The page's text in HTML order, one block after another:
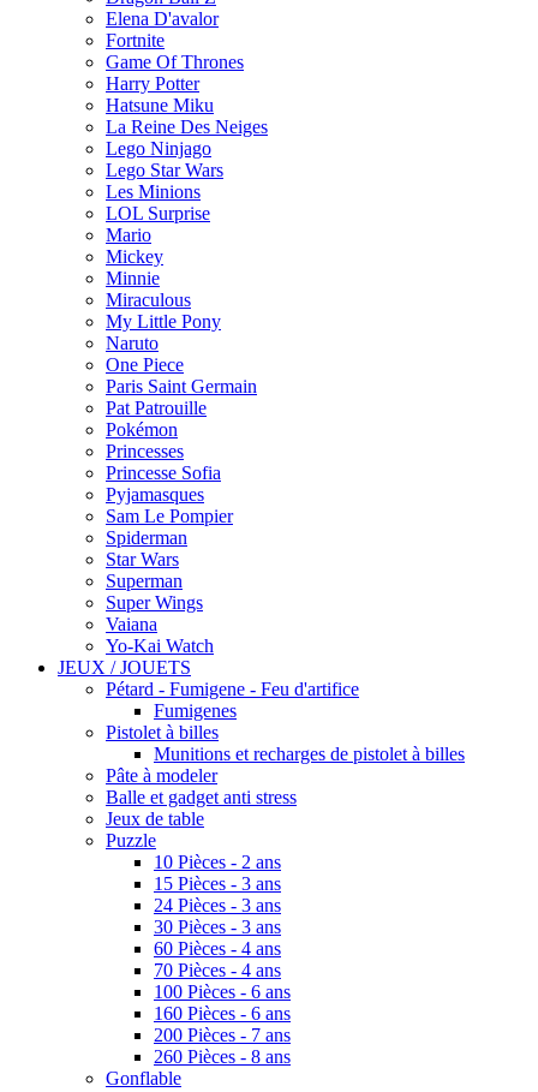
Elena D'avalor
Fortnite
Game Of Thrones
Harry Potter
Hatsune Miku
La Reine Des Neiges
Lego Ninjago
Lego Star Wars
Les Minions
LOL Surprise
Mario
Mickey
Minnie
Miraculous
My Little Pony
Naruto
One Piece
Paris Saint Germain
Pat Patrouille
Pokémon
Princesses
Princesse Sofia
Pyjamasques
Sam Le Pompier
Spiderman
Star Wars
Superman
Super Wings
Vaiana
Yo-Kai Watch
JEUX / JOUETS
Pétard - Fumigene - Feu d'artifice
Fumigenes
Pistolet à billes
Munitions et recharges de pistolet à billes
Pâte à modeler
Balle et gadget anti stress
Jeux de table
Puzzle
10 Pièces - 2 ans
15 Pièces - 3 ans
24 Pièces - 3 ans
30 Pièces - 3 ans
60 Pièces - 4 ans
70 Pièces - 4 ans
100 Pièces - 6 ans
160 Pièces - 6 ans
200 Pièces - 7 ans
260 Pièces - 8 ans
Gonflable